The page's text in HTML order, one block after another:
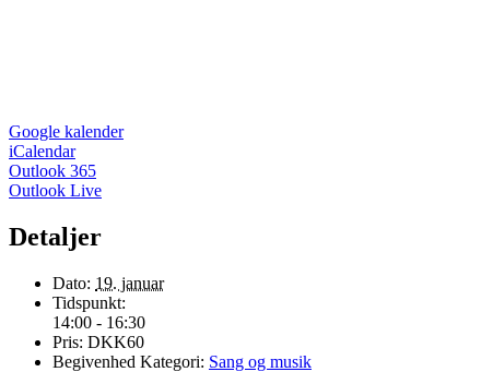
Google kalender
iCalendar
Outlook 365
Outlook Live
Detaljer
Dato: 19. januar
Tidspunkt:
14:00 - 16:30
Pris: DKK60
Begivenhed Kategori: Sang og musik